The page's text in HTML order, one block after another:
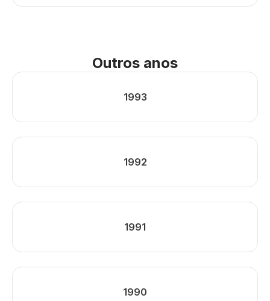
Outros anos
1993
1992
1991
1990